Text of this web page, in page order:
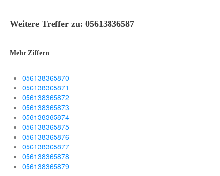
Weitere Treffer zu: 05613836587
Mehr Ziffern
056138365870
056138365871
056138365872
056138365873
056138365874
056138365875
056138365876
056138365877
056138365878
056138365879